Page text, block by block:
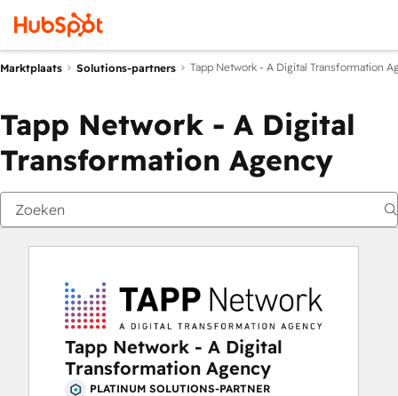
Marktplaats Solutions-partners Tapp Network - A Digital Transformation
Tapp Network - A Digital
Transformation Agency
Tapp Network - A Digital
Transformation Agency
PLATINUM SOLUTIONS-PARTNER